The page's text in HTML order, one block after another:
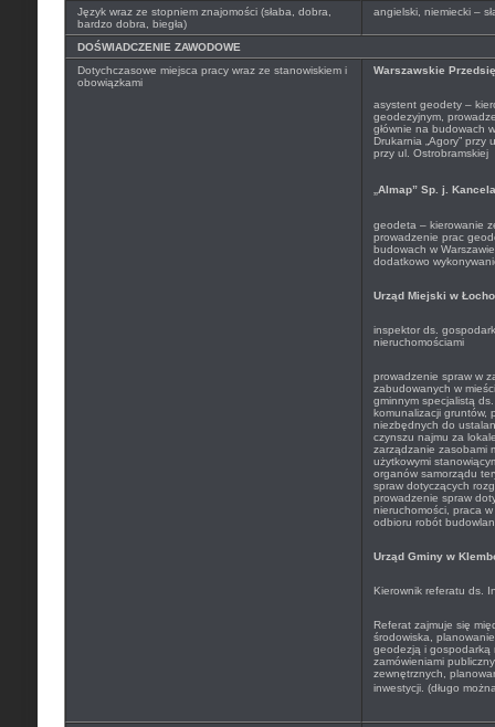
Język wraz ze stopniem znajomości (słaba, dobra,
bardzo dobra, biegła)
angielski, niemiecki –
DOŚWIADCZENIE ZAWODOWE
Dotychczasowe miejsca pracy wraz ze stanowiskiem i
obowiązkami
Warszawskie
asystent geodety –
geodezyjnym,
głównie na budowach
Drukarnia „Agory” przy
przy ul. Ostrobramskiej
„Almap” Sp. j.
geodeta – kierowanie
prowadzenie prac
budowach w
dodatkowo
Urząd Miejski w
inspektor ds.
nieruchomościami
prowadzenie spraw w
zabudowanych w
gminnym specjalistą
komunalizacji gruntów,
niezbędnych do
czynszu najmu za
zarządzanie zasobami
użytkowymi
organów samorządu
spraw dotyczących
prowadzenie spraw
nieruchomości, praca
odbioru robót
Urząd Gminy w
Kierownik referatu ds.
Referat zajmuje się
środowiska,
geodezją i gospodarką
zamówieniami
zewnętrznych,
inwestycji. (długo